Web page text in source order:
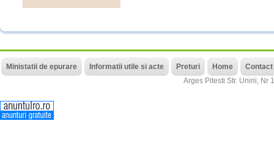
Ministatii de epurare Informatii utile si acte Preturi Home
Contact
Arges Pitesti Str. Unirii, Nr